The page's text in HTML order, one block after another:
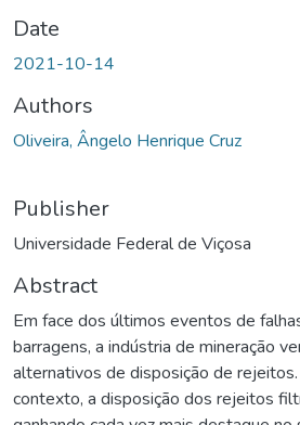
Date
2021-10-14
Authors
Oliveira, Ângelo Henrique Cruz
Publisher
Universidade Federal de Viçosa
Abstract
Em face dos últimos eventos de
barragens, a indústria de mineração
alternativos de disposição de
contexto, a disposição dos rejeitos